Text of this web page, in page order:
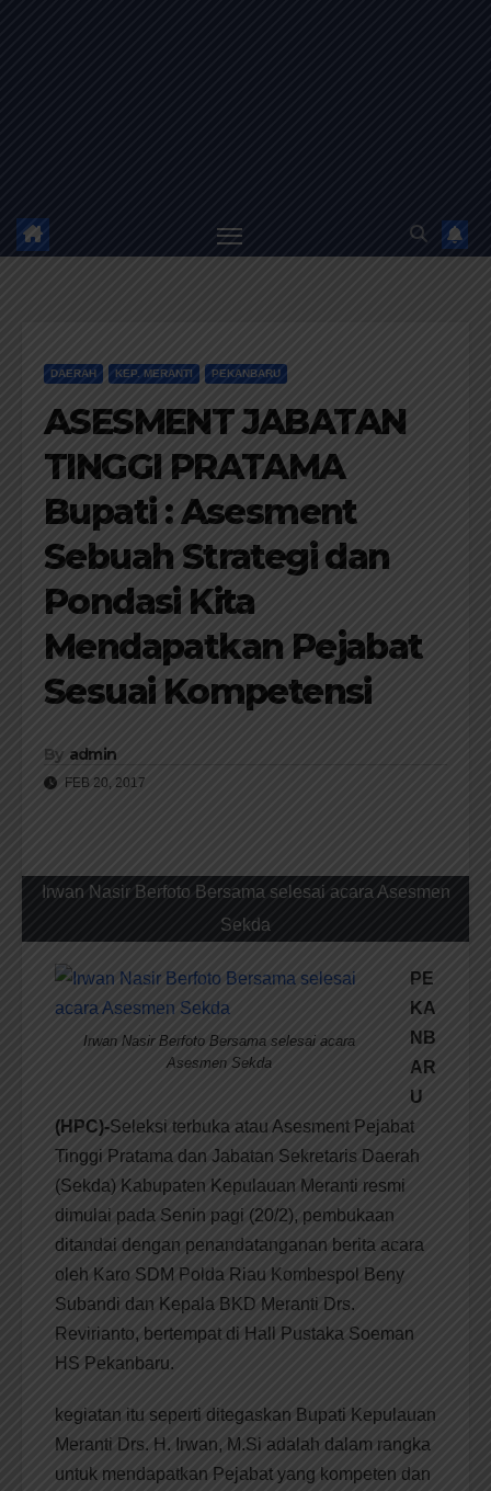
DAERAH KEP. MERANTI PEKANBARU
ASESMENT JABATAN
TINGGI PRATAMA
Bupati : Asesment
Sebuah Strategi dan
Pondasi Kita
Mendapatkan Pejabat
Sesuai Kompetensi
By admin
FEB 20, 2017
Irwan Nasir Berfoto Bersama selesai acara Asesmen
Sekda
Irwan Nasir Berfoto Bersama selesai acara
Asesmen Sekda
PE
KA
NB
AR
U
(HPC)-Seleksi terbuka atau Asesment Pejabat
Tinggi Pratama dan Jabatan Sekretaris Daerah
(Sekda) Kabupaten Kepulauan Meranti resmi
dimulai pada Senin pagi (20/2), pembukaan
ditandai dengan penandatanganan berita acara
oleh Karo SDM Polda Riau Kombespol Beny
Subandi dan Kepala BKD Meranti Drs.
Revirianto, bertempat di Hall Pustaka Soeman
HS Pekanbaru.
kegiatan itu seperti ditegaskan Bupati Kepulauan
Meranti Drs. H. Irwan, M.Si adalah dalam rangka
untuk mendapatkan Pejabat yang kompeten dan